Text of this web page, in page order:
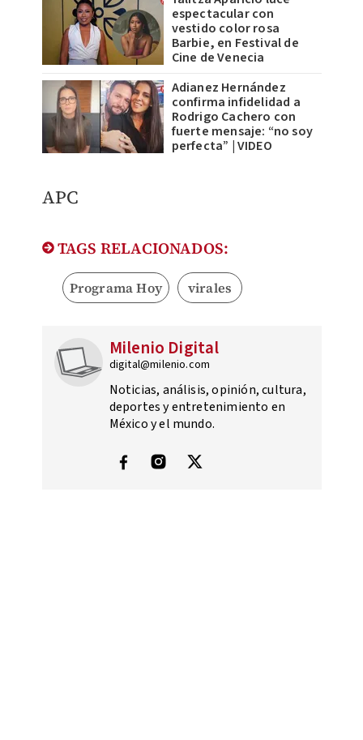
espectacular con
vestido color rosa
Barbie, en Festival de
Cine de Venecia
Adianez Hernández
confirma infidelidad a
Rodrigo Cachero con
fuerte mensaje: “no soy
perfecta” | VIDEO
APC
TAGS RELACIONADOS:
Programa Hoy virales
Milenio Digital
digital@milenio.com
Noticias, análisis, opinión, cultura,
deportes y entretenimiento en
México y el mundo.